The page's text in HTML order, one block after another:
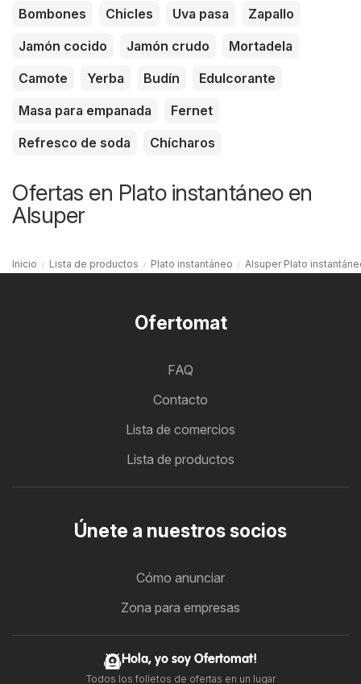
Bombones
Chicles Uva pasa
Zapallo
Jamón cocido
Jamón crudo
Mortadela
Camote
Yerba Budín
Edulcorante
Masa para empanada
Fernet
Refresco de soda
Chícharos
Ofertas en Plato instantáneo en
Alsuper
Inicio Lista de productos Plato instantáneo Alsuper Plato
Ofertomat
FAQ
Contacto
Lista de comercios
Lista de productos
Únete a nuestros socios
Cómo anunciar
Zona para empresas
Hola, yo soy Ofertomat!
Todos los folletos de ofertas en un lugar